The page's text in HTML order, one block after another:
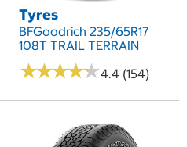
Tyres
BFGoodrich 235/65R17
108T TRAIL TERRAIN
★★★★★
★★★★★4.4 (154)